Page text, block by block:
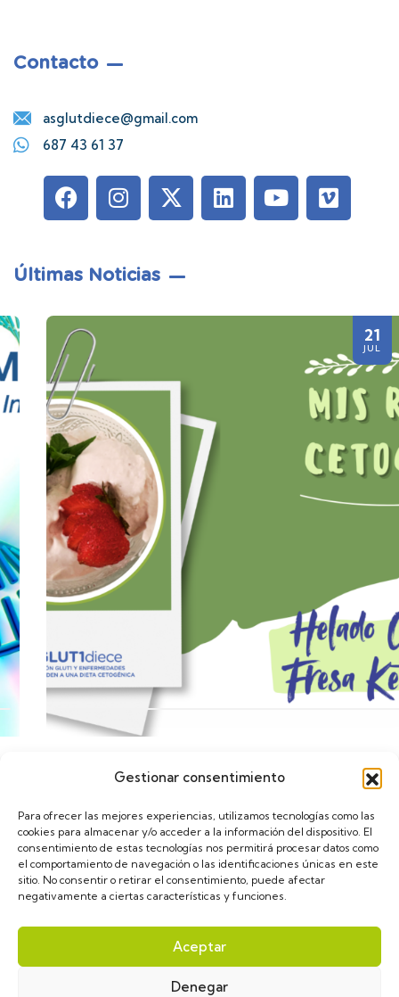
Gestionar consentimiento
Para ofrecer las mejores experiencias, utilizamos tecnologías como las
cookies para almacenar y/o acceder a la información del dispositivo. El
consentimiento de estas tecnologías nos permitirá procesar datos como
el comportamiento de navegación o las identificaciones únicas en este
sitio. No consentir o retirar el consentimiento, puede afectar
negativamente a ciertas características y funciones.
Aceptar
Denegar
Contacto
asglutdiece@gmail.com
687 43 61 37
Últimas Noticias
asGLUT1diece © 2024. Diseñado porVulpeTI. Todos
los derechos reservados.
Política de privacidad